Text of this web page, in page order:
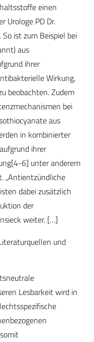
einen
Urologe PD Dr.
ist zum Beispiel bei
aus
ihrer
Wirkung,
beobachten. Zudem
bei
aus
in kombinierter
ihrer
6] unter anderem
„Antientzündliche
dabei zusätzlich
der
weiter. […]
und
Lesbarkeit wird in